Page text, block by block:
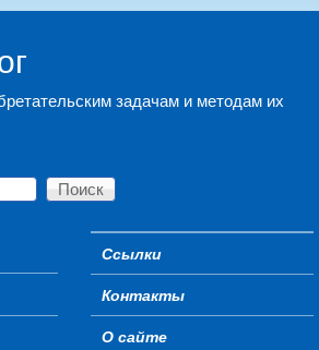
задачам и методам их
Secondary menu
Ссылки
Контакты
О сайте